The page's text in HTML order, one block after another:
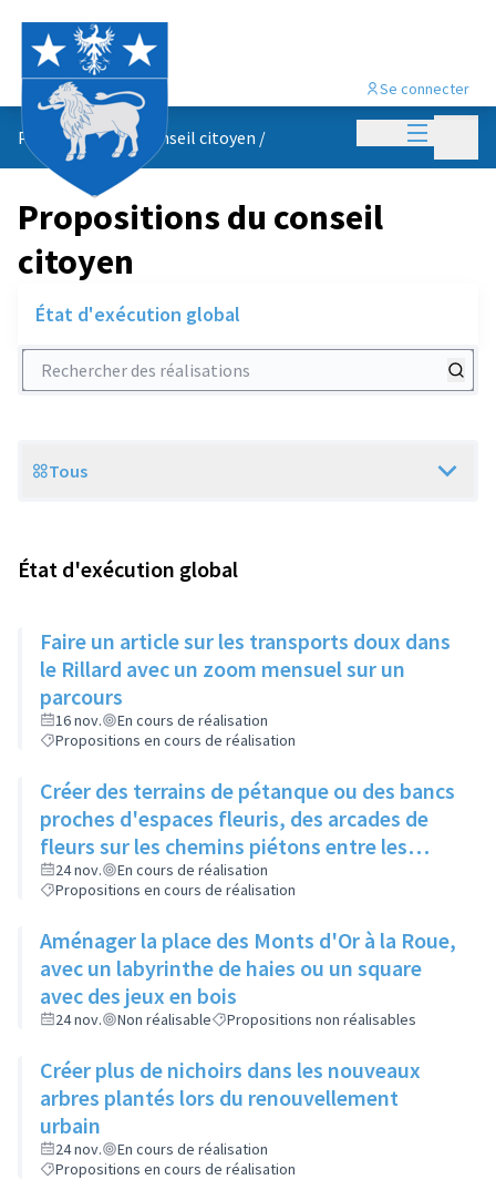
Menu
Se connecter
Propositions du conseil citoyen /
Propositions du conseil
citoyen
État d'exécution global
Rechercher des réalisations
Scope
Tous
État d'exécution global
Faire un article sur les transports doux dans
le Rillard avec un zoom mensuel sur un
parcours
16 nov.
En cours de réalisation
Propositions en cours de réalisation
Créer des terrains de pétanque ou des bancs
proches d'espaces fleuris, des arcades de
fleurs sur les chemins piétons entre les
immeubles
24 nov.
En cours de réalisation
Propositions en cours de réalisation
Aménager la place des Monts d'Or à la Roue,
avec un labyrinthe de haies ou un square
avec des jeux en bois
24 nov. Non réalisable Propositions non réalisables
Créer plus de nichoirs dans les nouveaux
arbres plantés lors du renouvellement
urbain
24 nov.
En cours de réalisation
Propositions en cours de réalisation